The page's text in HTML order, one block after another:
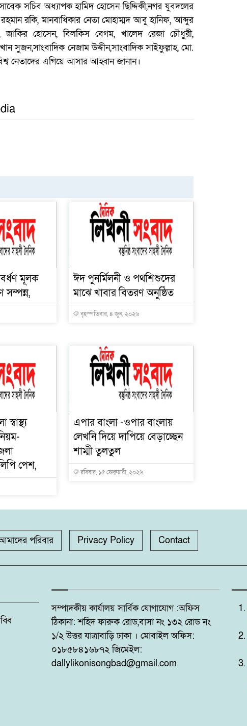
সচিব অধ্যাপক হামিদ হোসেন ছিদ্দিকী,নগর যুবদলের
রকি, মানবাধিকার নেতা মোহাম্মদ আবু হানিফ, আব্দুর
হোসেন, বিলকিস বেগম, খালেদ রেজা চৌধুরী,
সুজন,সাংবাদিক নেজাম উদ্দীন,সাংবাদিক সাইফুল্লাহ, মো.
নেতাদের এগিয়ে আসার আহ্বান জানান।
মূলক
সম্পন্ন,
ঈদ পুনর্মিলনী ও পথশিশুদের
মাঝে খাবার বিতরণ অনুষ্ঠিত
বৃহস্পতিবার, ৪ জুন, ২০২৬
পেশ,
এপার বাংলা -ওপার বাংলায়
লেখনি দিয়ে দাপিয়ে বেড়াচ্ছেন
শাম্মী তুলতুল
রবিবার, ১৫ ফেব্রুয়ারী, ২০২৬
পরিবার Privacy Policy Contact
সম্পাদকীয় কার্যালয় সার্বিক যোগাযোগ :অফিস
ঠিকানা: শহিদ ফারুক রোড,বাসা নং ১৩২ রোড নং
১/২ উত্তর যাত্রাবাড়ি ঢাকা । মোবাইল অফিস:
০১৮৫৮৪১৬৮৭২ জিমেইল:
dallylikonisongbad@gmail.com